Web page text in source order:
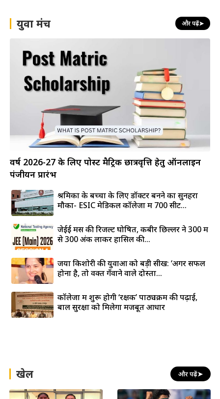
युवा मंच और पढ़ें➤
वर्ष 2026-27 के लिए पोस्ट मैट्रिक छात्रवृत्ति हेतु ऑनलाइन
पंजीयन प्रारंभ
श्रमिकों के बच्चों के लिए डॉक्टर बनने का सुनहरा
मौका- ESIC मेडिकल कॉलेजों में 700 सीटें...
जेईई मेंस की रिजल्ट घोषित, कबीर छिल्लर ने 300 में
से 300 अंक लाकर हासिल की...
जया किशोरी की युवाओं को बड़ी सीख: ‘अगर सफल
होना है, तो वक्त गँवाने वाले दोस्तों...
कॉलेजों में शुरू होगी ‘रक्षक’ पाठ्यक्रम की पढ़ाई,
बाल सुरक्षा को मिलेगा मजबूत आधार
खेल और पढ़ें➤